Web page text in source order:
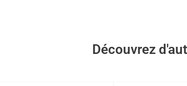
Découvrez